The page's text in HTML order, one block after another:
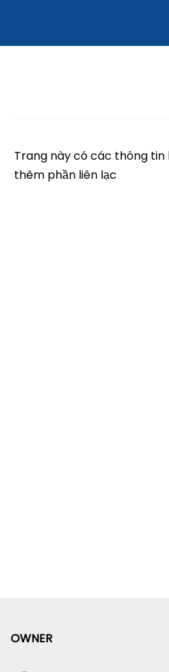
Trang này có các thông tin
thêm phần liên lạc
OWNER